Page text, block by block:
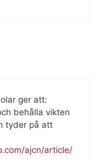
ger att:
behålla vikten
tyder på att
ajcn/article/